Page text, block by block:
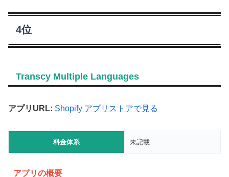
4位
Transcy Multiple Languages
アプリURL: Shopify アプリストアで見る
料金体系 未記載
アプリの概要